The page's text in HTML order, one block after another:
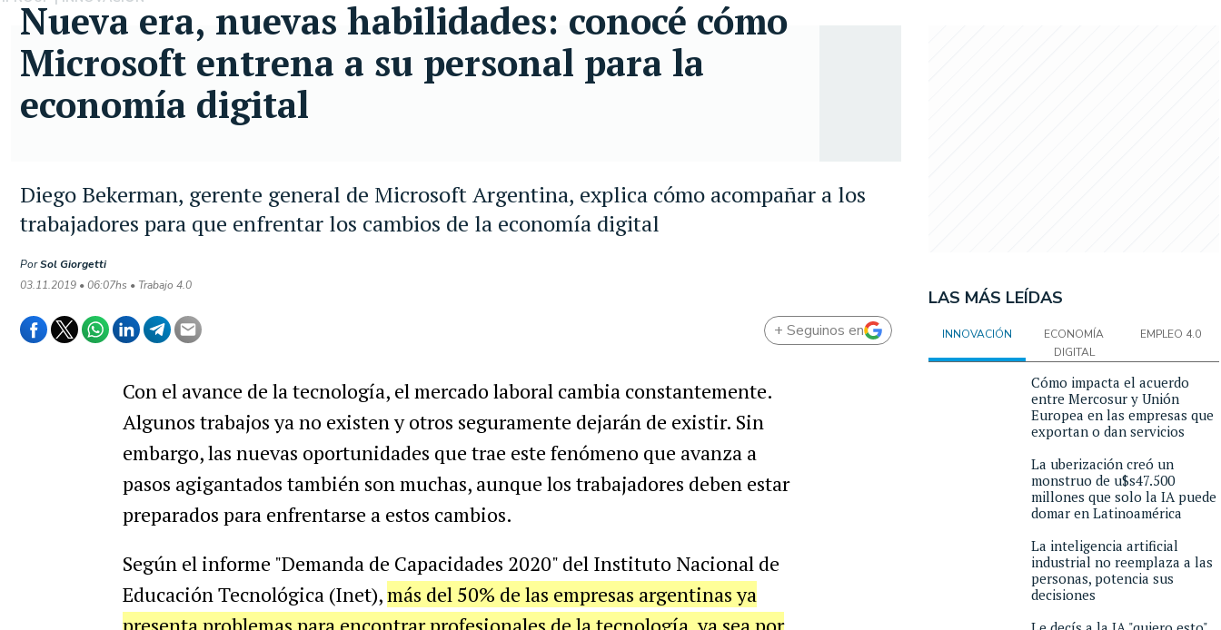
Diego Bekerman, gerente general de Microsoft Argentina, explica cómo acompañar a los
trabajadores para que enfrentar los cambios de la economía digital
PorSol Giorgetti
03.11.2019 • 06:07hs • Trabajo 4.0
Nueva era, nuevas habilidades: conocé cómo
Microsoft entrena a su personal para la
economía digital
+ Seguinos en
Con el avance de la tecnología, el mercado laboral cambia constantemente.
Algunos trabajos ya no existen y otros seguramente dejarán de existir. Sin
embargo, las nuevas oportunidades que trae este fenómeno que avanza a
pasos agigantados también son muchas, aunque los trabajadores deben estar
preparados para enfrentarse a estos cambios.
Según el informe "Demanda de Capacidades 2020" del Instituto Nacional de
Educación Tecnológica (Inet),más del 50% de las empresas argentinas ya
LAS MÁS LEÍDAS
INNOVACIÓN
ECONOMÍA
DIGITAL
EMPLEO 4.0
Cómo impacta el acuerdo
entre Mercosur y Unión
Europea en las empresas que
exportan o dan servicios
La uberización creó un
monstruo de u$s47.500
millones que solo la IA puede
domar en Latinoamérica
La inteligencia artificial
industrial no reemplaza a las
personas, potencia sus
decisiones